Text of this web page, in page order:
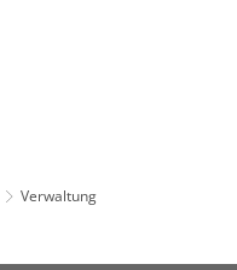
Verwaltung